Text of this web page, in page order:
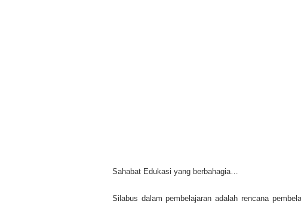
Sahabat Edukasi yang berbahagia…
Silabus dalam pembelajaran adalah rencana